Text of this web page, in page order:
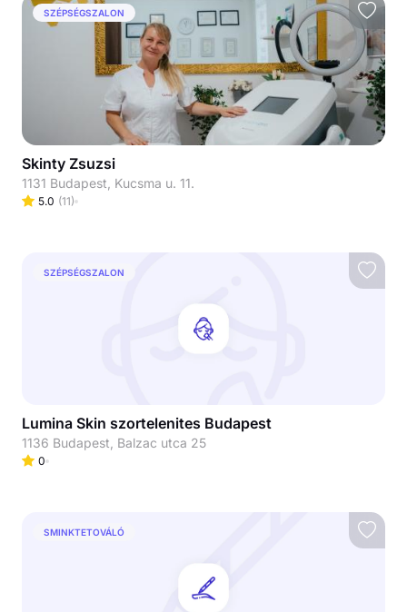
SZÉPSÉGSZALON
Skinty Zsuzsi
1131 Budapest, Kucsma u. 11.
5.0 (11)
SZÉPSÉGSZALON
Lumina Skin szortelenites Budapest
1136 Budapest, Balzac utca 25
0
SMINKTETOVÁLÓ